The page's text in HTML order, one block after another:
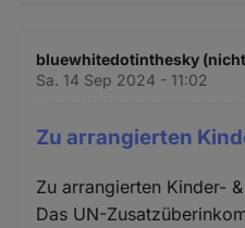
bluewhitedotinthesky
Sa. 14 Sep 2024 - 11:02
Zu arrangierten
Zu arrangierten Kinder-
Das UN-